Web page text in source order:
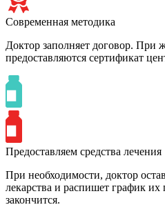
Современная методика
Доктор заполняет договор. При
предоставляются сертификат
Предоставляем средства лечения
При необходимости, доктор
лекарства и распишет график
закончится.